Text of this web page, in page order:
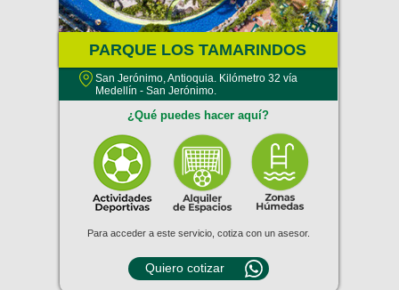
PARQUE LOS TAMARINDOS
San Jerónimo, Antioquia. Kilómetro 32 vía
Medellín - San Jerónimo.
¿Qué puedes hacer aquí?
Para acceder a este servicio, cotiza con un asesor.
Quiero cotizar